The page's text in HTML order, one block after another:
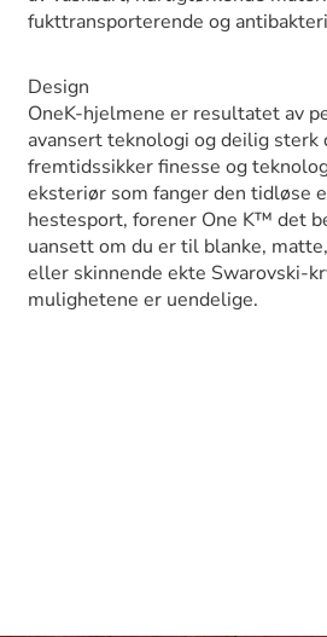
fukttransporterende og
Design
OneK-hjelmene er resultatet av
avansert teknologi og deilig sterk
fremtidssikker finesse og
eksteriør som fanger den tidløse
hestesport, forener One K™ det
uansett om du er til blanke,
eller skinnende ekte Swarovski-
mulighetene er uendelige.